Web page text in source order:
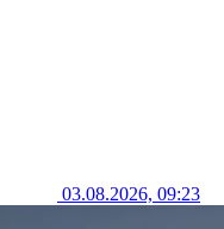
03.08.2026, 09:23